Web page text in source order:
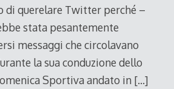
di querelare Twitter perché –
stata pesantemente
messaggi che circolavano
la sua conduzione dello
Sportiva andato in […]